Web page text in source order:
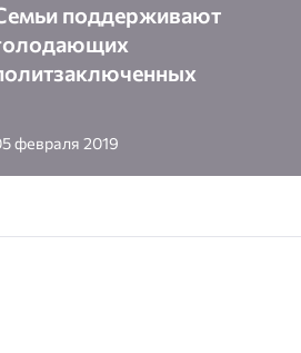
поддерживают
февраля 2019